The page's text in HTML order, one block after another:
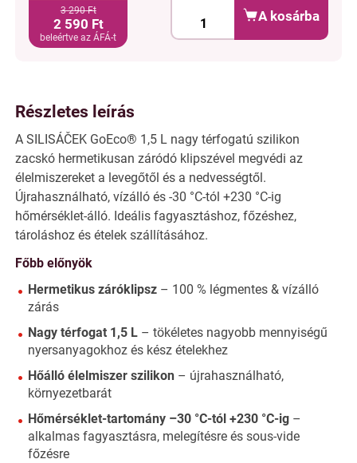
3 290 Ft
2 590 Ft
beleértve az ÁFÁ-t
A kosárba
Részletes leírás
A SILISÁČEK GoEco® 1,5 L nagy térfogatú szilikon
zacskó hermetikusan záródó klipszével megvédi az
élelmiszereket a levegőtől és a nedvességtől.
Újrahasználható, vízálló és -30 °C-tól +230 °C-ig
hőmérséklet-álló. Ideális fagyasztáshoz, főzéshez,
tároláshoz és ételek szállításához.
Főbb előnyök
Hermetikus záróklipsz – 100 % légmentes & vízálló
zárás
Nagy térfogat 1,5 L – tökéletes nagyobb mennyiségű
nyersanyagokhoz és kész ételekhez
Hőálló élelmiszer szilikon – újrahasználható,
környezetbarát
Hőmérséklet-tartomány –30 °C-tól +230 °C-ig –
alkalmas fagyasztásra, melegítésre és sous-vide
főzésre